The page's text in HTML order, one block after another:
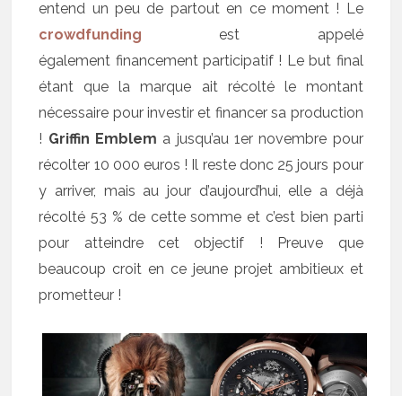
entend un peu de partout en ce moment ! Le
crowdfunding est appelé
également financement participatif ! Le but final
étant que la marque ait récolté le montant
nécessaire pour investir et financer sa production
! Griffin Emblem a jusqu’au 1er novembre pour
récolter 10 000 euros ! Il reste donc 25 jours pour
y arriver, mais au jour d’aujourd’hui, elle a déjà
récolté 53 % de cette somme et c’est bien parti
pour atteindre cet objectif ! Preuve que
beaucoup croit en ce jeune projet ambitieux et
prometteur !